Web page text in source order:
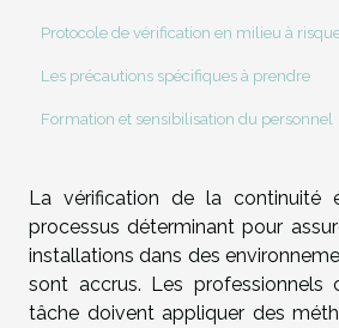
Protocole de vérification en milieu à
Les précautions spécifiques à prendre
Formation et sensibilisation du personnel
La vérification de la continuité
processus déterminant pour
installations dans des
sont accrus. Les professionnels
tâche doivent appliquer des